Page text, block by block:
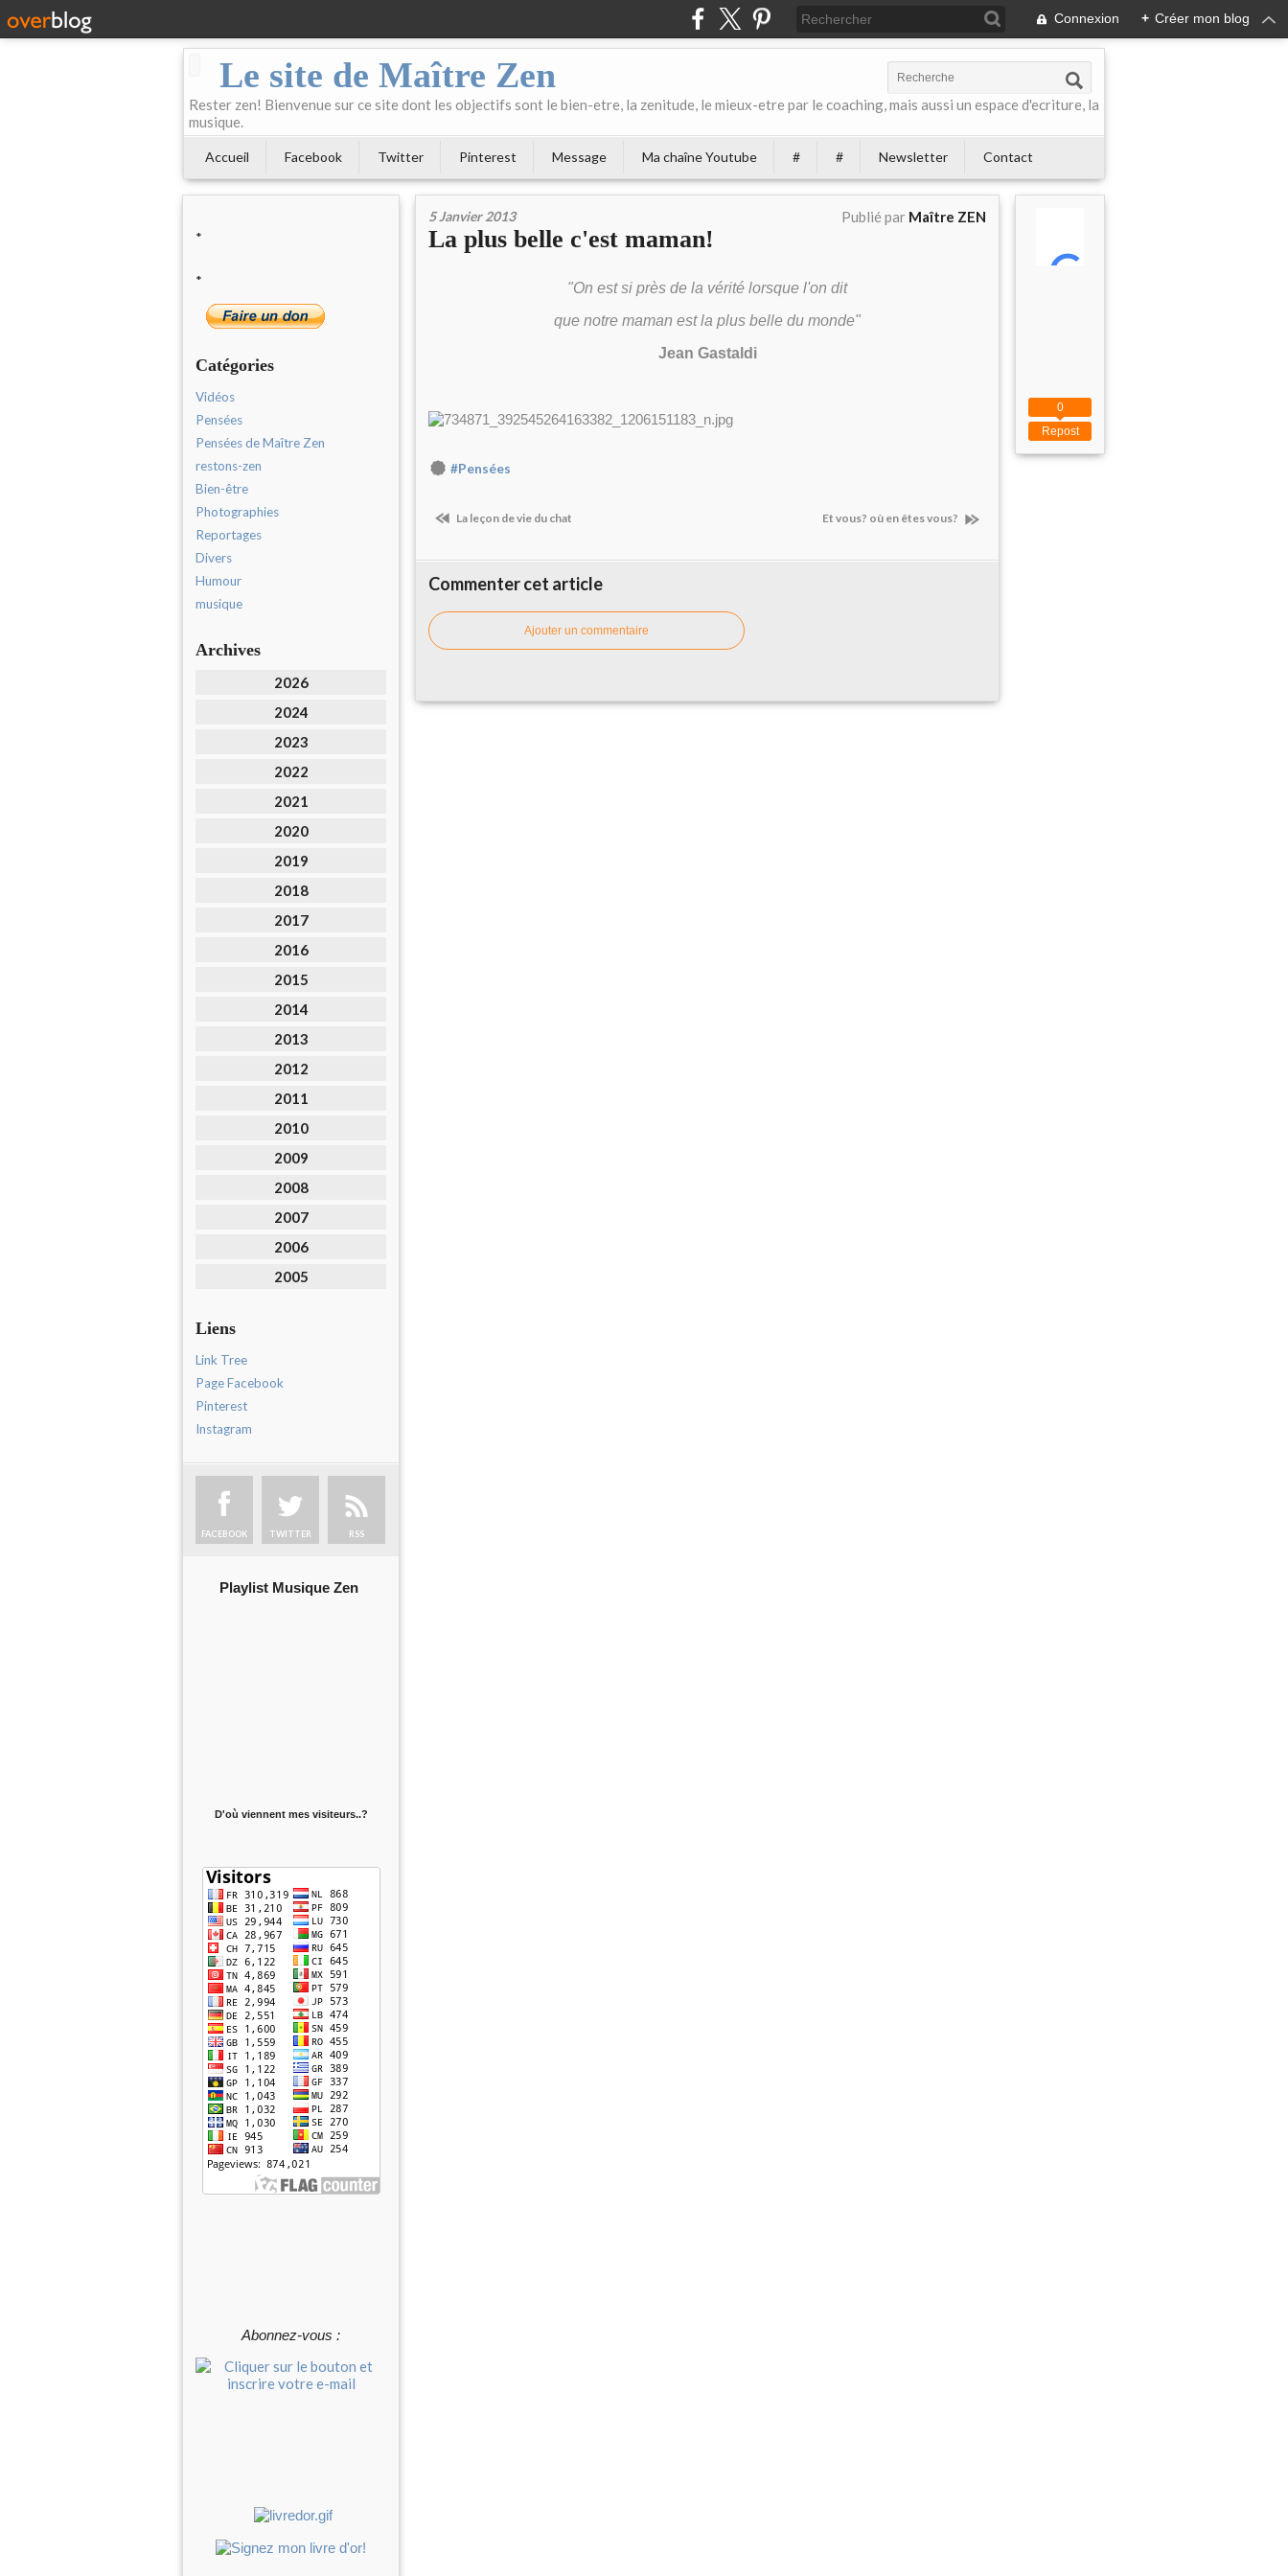
Connexion + Créer mon blog
Le site de Maître Zen
Rester zen! Bienvenue sur ce site dont les objectifs sont le bien-etre, la zenitude, le mieux-etre par le coaching, mais aussi un espace d'ecriture, la
musique.
Accueil Facebook Twitter Pinterest Message Ma chaîne Youtube # # Newsletter Contact
*
*
Catégories
Vidéos
Pensées
Pensées de Maître Zen
restons-zen
Bien-être
Photographies
Reportages
Divers
Humour
musique
Archives
2026
2024
2023
2022
2021
2020
2019
2018
2017
2016
2015
2014
2013
2012
2011
2010
2009
2008
2007
2006
2005
Liens
Link Tree
Page Facebook
Pinterest
Instagram
FACEBOOK TWITTER RSS
Playlist Musique Zen
D'où viennent mes visiteurs..?
Abonnez-vous :
5 Janvier 2013 Publié par Maître ZEN
La plus belle c'est maman!
"On est si près de la vérité lorsque l'on dit
que notre maman est la plus belle du monde"
Jean Gastaldi
#Pensées
La leçon de vie du chat Et vous? où en êtes vous?
Commenter cet article
Ajouter un commentaire
Repost
0